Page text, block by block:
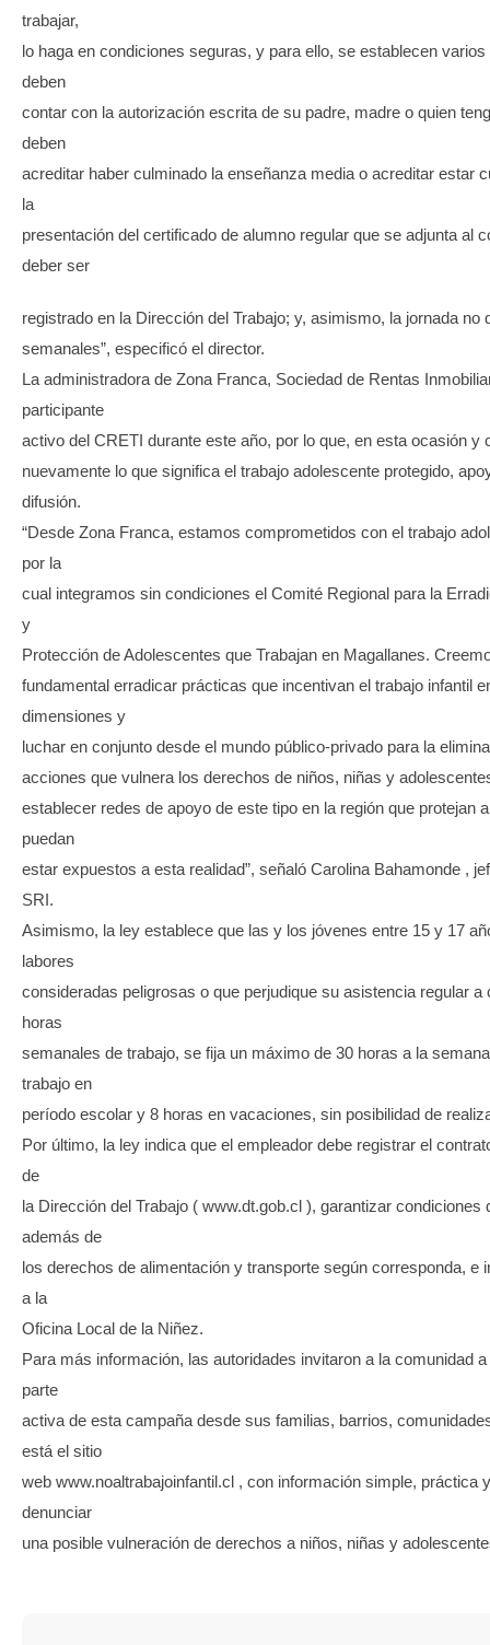
trabajar,
lo haga en condiciones seguras, y para ello, se establecen
deben
contar con la autorización escrita de su padre, madre o quien
deben
acreditar haber culminado la enseñanza media o acreditar estar
la
presentación del certificado de alumno regular que se adjunta al
deber ser
registrado en la Dirección del Trabajo; y, asimismo, la jornada no
semanales”, especificó el director.
La administradora de Zona Franca, Sociedad de Rentas
participante
activo del CRETI durante este año, por lo que, en esta ocasión y
nuevamente lo que significa el trabajo adolescente protegido,
difusión.
“Desde Zona Franca, estamos comprometidos con el trabajo
por la
cual integramos sin condiciones el Comité Regional para la
y
Protección de Adolescentes que Trabajan en Magallanes.
fundamental erradicar prácticas que incentivan el trabajo infantil
dimensiones y
luchar en conjunto desde el mundo público-privado para la
acciones que vulnera los derechos de niños, niñas y
establecer redes de apoyo de este tipo en la región que protejan
puedan
estar expuestos a esta realidad”, señaló Carolina Bahamonde ,
SRI.
Asimismo, la ley establece que las y los jóvenes entre 15 y 17
labores
consideradas peligrosas o que perjudique su asistencia regular
horas
semanales de trabajo, se fija un máximo de 30 horas a la
trabajo en
período escolar y 8 horas en vacaciones, sin posibilidad de
Por último, la ley indica que el empleador debe registrar el
de
la Dirección del Trabajo ( www.dt.gob.cl ), garantizar condiciones
además de
los derechos de alimentación y transporte según corresponda, e
a la
Oficina Local de la Niñez.
Para más información, las autoridades invitaron a la comunidad
parte
activa de esta campaña desde sus familias, barrios,
está el sitio
web www.noaltrabajoinfantil.cl , con información simple, práctica
denunciar
una posible vulneración de derechos a niños, niñas y